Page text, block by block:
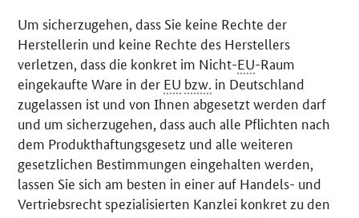
Um sicherzugehen, dass Sie keine Rechte der
Herstellerin und keine Rechte des Herstellers
verletzen, dass die konkret im Nicht-EU-Raum
eingekaufte Ware in der EU bzw. in Deutschland
zugelassen ist und von Ihnen abgesetzt werden darf
und um sicherzugehen, dass auch alle Pflichten nach
dem Produkthaftungsgesetz und alle weiteren
gesetzlichen Bestimmungen eingehalten werden,
lassen Sie sich am besten in einer auf Handels- und
Vertriebsrecht spezialisierten Kanzlei konkret zu den